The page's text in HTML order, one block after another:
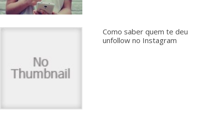
Como saber quem te deu
unfollow no Instagram